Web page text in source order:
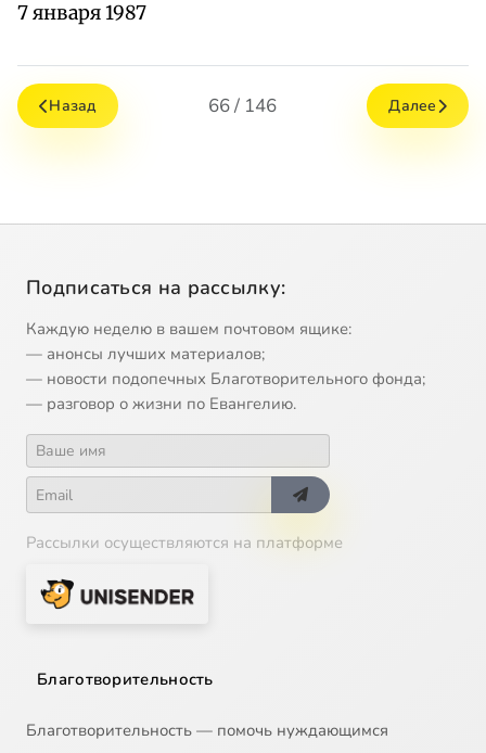
7 января 1987
Назад 66 / 146 Далее
Подписаться на рассылку:
Каждую неделю в вашем почтовом ящике:
— анонсы лучших материалов;
— новости подопечных Благотворительного фонда;
— разговор о жизни по Евангелию.
Рассылки осуществляются на платформе
Благотворительность
Благотворительность — помочь нуждающимся